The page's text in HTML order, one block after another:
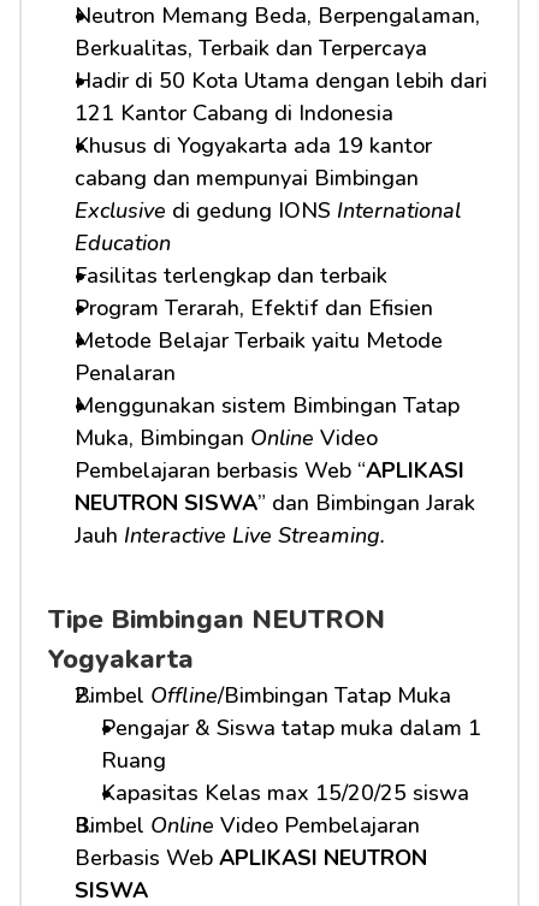
Neutron Memang Beda, Berpengalaman,
Berkualitas, Terbaik dan Terpercaya
Hadir di 50 Kota Utama dengan lebih dari
121 Kantor Cabang di Indonesia
Khusus di Yogyakarta ada 19 kantor
Exclusive di gedung IONS International
Education
Fasilitas terlengkap dan terbaik
Program Terarah, Efektif dan Efisien
Metode Belajar Terbaik yaitu Metode
Penalaran
Menggunakan sistem Bimbingan Tatap
Muka, Bimbingan Online Video
Pembelajaran berbasis Web “APLIKASI
NEUTRON SISWA” dan Bimbingan Jarak
Jauh Interactive Live Streaming.
Tipe Bimbingan NEUTRON
Yogyakarta
Bimbel Offline/Bimbingan Tatap Muka
Pengajar & Siswa tatap muka dalam 1
Ruang
Kapasitas Kelas max 15/20/25 siswa
Bimbel Online Video Pembelajaran
Berbasis Web APLIKASI NEUTRON
SISWA